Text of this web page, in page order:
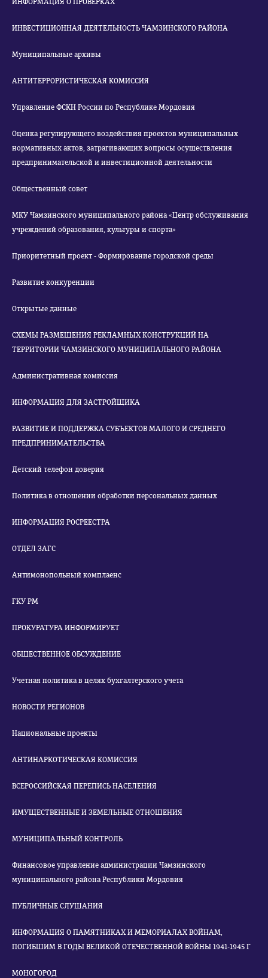
ИНФОРМАЦИЯ О ПРОВЕРКАХ
ИНВЕСТИЦИОННАЯ ДЕЯТЕЛЬНОСТЬ ЧАМЗИНСКОГО РАЙОНА
Муниципальные архивы
АНТИТЕРРОРИСТИЧЕСКАЯ КОМИССИЯ
Управление ФСКН России по Республике Мордовия
Оценка регулирующего воздействия проектов муниципальных
нормативных актов, затрагивающих вопросы осуществления
предпринимательской и инвестиционной деятельности
Общественный совет
МКУ Чамзинского муниципального района «Центр обслуживания
учреждений образования, культуры и спорта»
Приоритетный проект - Формирование городской среды
Развитие конкуренции
Открытые данные
СХЕМЫ РАЗМЕЩЕНИЯ РЕКЛАМНЫХ КОНСТРУКЦИЙ НА
ТЕРРИТОРИИ ЧАМЗИНСКОГО МУНИЦИПАЛЬНОГО РАЙОНА
Административная комиссия
ИНФОРМАЦИЯ ДЛЯ ЗАСТРОЙЩИКА
РАЗВИТИЕ И ПОДДЕРЖКА СУБЪЕКТОВ МАЛОГО И СРЕДНЕГО
ПРЕДПРИНИМАТЕЛЬСТВА
Детский телефон доверия
Политика в отношении обработки персональных данных
ИНФОРМАЦИЯ РОСРЕЕСТРА
ОТДЕЛ ЗАГС
Антимонопольный комплаенс
ГКУ РМ
ПРОКУРАТУРА ИНФОРМИРУЕТ
ОБЩЕСТВЕННОЕ ОБСУЖДЕНИЕ
Учетная политика в целях бухгалтерского учета
НОВОСТИ РЕГИОНОВ
Национальные проекты
АНТИНАРКОТИЧЕСКАЯ КОМИССИЯ
ВСЕРОССИЙСКАЯ ПЕРЕПИСЬ НАСЕЛЕНИЯ
ИМУЩЕСТВЕННЫЕ И ЗЕМЕЛЬНЫЕ ОТНОШЕНИЯ
МУНИЦИПАЛЬНЫЙ КОНТРОЛЬ
Финансовое управление администрации Чамзинского
муниципального района Республики Мордовия
ПУБЛИЧНЫЕ СЛУШАНИЯ
ИНФОРМАЦИЯ О ПАМЯТНИКАХ И МЕМОРИАЛАХ ВОЙНАМ,
ПОГИБШИМ В ГОДЫ ВЕЛИКОЙ ОТЕЧЕСТВЕННОЙ ВОЙНЫ 1941-1945 Г
МОНОГОРОД